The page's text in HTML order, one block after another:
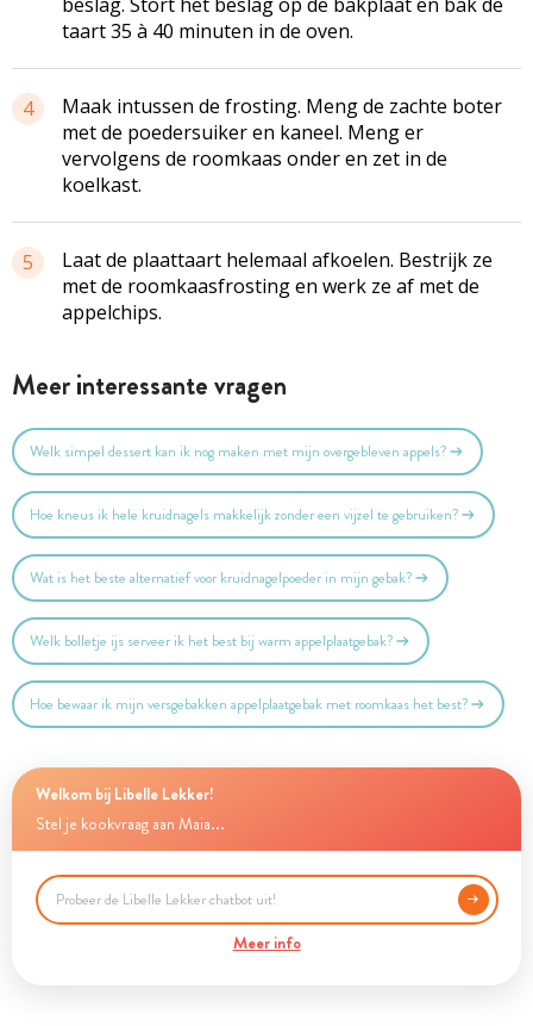
taart 35 à 40 minuten in de oven.
4
Maak intussen de frosting. Meng de zachte boter
met de poedersuiker en kaneel. Meng er
vervolgens de roomkaas onder en zet in de
koelkast.
5
Laat de plaattaart helemaal afkoelen. Bestrijk ze
met de roomkaasfrosting en werk ze af met de
appelchips.
Meer interessante vragen
Welk simpel dessert kan ik nog maken met mijn overgebleven appels?
Hoe kneus ik hele kruidnagels makkelijk zonder een vijzel te gebruiken?
Wat is het beste alternatief voor kruidnagelpoeder in mijn gebak?
Welk bolletje ijs serveer ik het best bij warm appelplaatgebak?
Hoe bewaar ik mijn versgebakken appelplaatgebak met roomkaas het best?
Welkom bij Libelle Lekker!
Stel je kookvraag aan Maia...
Meer info